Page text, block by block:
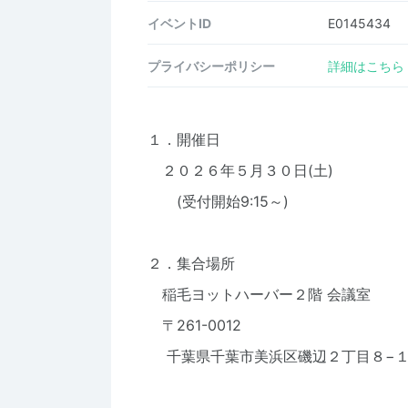
イベントID E0145434
プライバシーポリシー 詳細はこちら
１．開催日
２０２６年５月３０日(土)
(受付開始9:15～)
２．集合場所
稲毛ヨットハーバー２階 会議室
〒261-0012
千葉県千葉市美浜区磯辺２丁目８−